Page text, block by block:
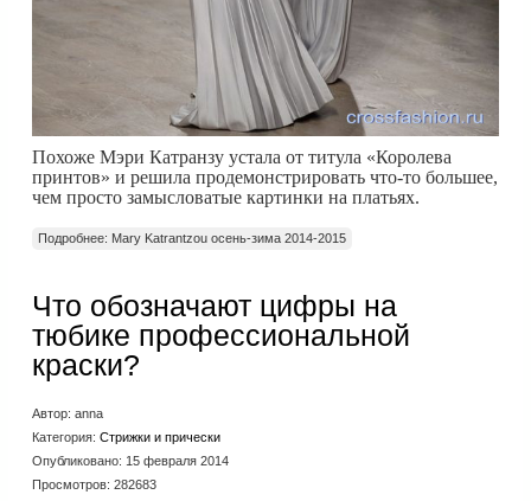
Похоже Мэри Катранзу устала от титула «Королева
принтов» и решила продемонстрировать что-то большее,
чем просто замысловатые картинки на платьях.
Подробнее: Mary Katrantzou осень-зима 2014-2015
Что обозначают цифры на
тюбике профессиональной
краски?
Автор: anna
Категория: Стрижки и прически
Опубликовано: 15 февраля 2014
Просмотров: 282683